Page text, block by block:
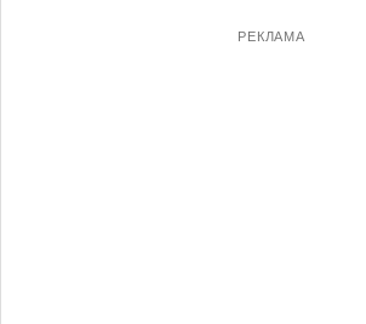
РЕКЛАМА